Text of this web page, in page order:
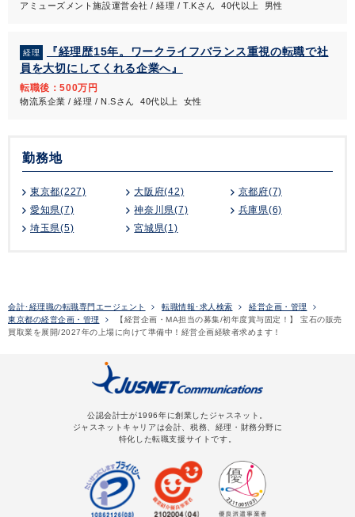
アミューズメント施設運営会社 / 経理 / T.Kさん 40代以上 男性
経理
『経理歴15年。ワークライフバランス重視の転職で社
員を大切にしてくれる企業へ』
転職後：500万円
物流系企業 / 経理 / N.Sさん 40代以上 女性
勤務地
東京都(227) 大阪府(42)
京都府(7)
愛知県(7)
神奈川県(7)
兵庫県(6)
埼玉県(5)
宮城県(1)
会計･経理職の転職専門エージェント 転職情報･求人検索
経営企画・管理
東京都の経営企画・管理
【経営企画・MA担当の募集/初年度賞与固定！】 宝石の販売
買取業を展開/2027年の上場に向けて準備中！経営企画経験者求めます！
公認会計士が1996年に創業したジャスネット。
ジャスネットキャリアは会計、税務、経理・財務分野に
特化した転職支援サイトです。